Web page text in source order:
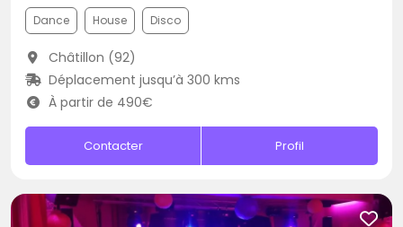
Dance House Disco
Châtillon (92)
Déplacement jusqu’à 300 kms
À partir de 490€
Contacter Profil